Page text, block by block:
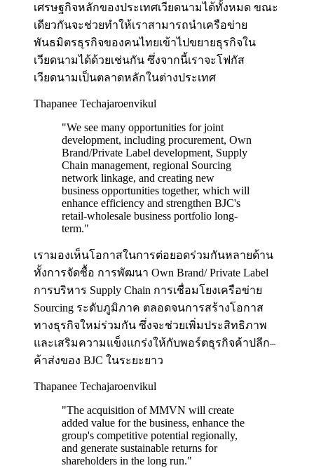
เศรษฐกิจหลักของประเทศเวียดนามได้ทั้งหมด ขณะ
เดียวกันจะช่วยทำให้เราสามารถนำเครือข่าย
พันธมิตรธุรกิจของคนไทยเข้าไปขยายธุรกิจใน
เวียดนามได้ด้วยเช่นกัน ซึ่งจากนี้เราจะโฟกัส
เวียดนามเป็นตลาดหลักในต่างประเทศ
Thapanee Techajaroenvikul
"We see many opportunities for joint
development, including procurement, Own
Brand/Private Label development, Supply
Chain management, regional Sourcing
network linkage, and creating new
business opportunities together, which will
enhance efficiency and strengthen BJC's
retail-wholesale business portfolio long-
term."
เรามองเห็นโอกาสในการต่อยอดร่วมกันหลายด้าน
ทั้งการจัดซื้อ การพัฒนา Own Brand/ Private Label
การบริหาร Supply Chain การเชื่อมโยงเครือข่าย
Sourcing ระดับภูมิภาค ตลอดจนการสร้างโอกาส
ทางธุรกิจใหม่ร่วมกัน ซึ่งจะช่วยเพิ่มประสิทธิภาพ
และเสริมความแข็งแกร่งให้กับพอร์ตธุรกิจค้าปลีก–
ค้าส่งของ BJC ในระยะยาว
Thapanee Techajaroenvikul
"The acquisition of MMVN will create
added value for the business, enhance the
group's competitive potential regionally,
and generate sustainable returns for
shareholders in the long run."